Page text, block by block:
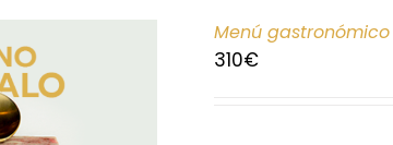
Menú gastronómico
310€